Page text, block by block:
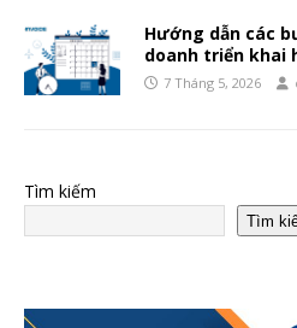
Hướng dẫn các
doanh triển khai
7 Tháng 5, 2026
Tìm kiếm
Tìm